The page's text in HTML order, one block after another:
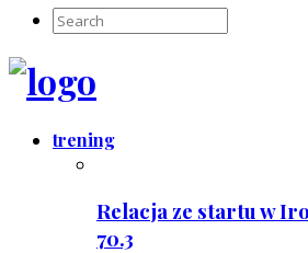
trening
Relacja ze startu w
70.3